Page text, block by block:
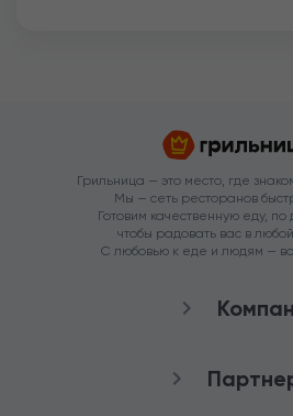
Грильница — это место, где
Мы — сеть ресторанов
Готовим качественную еду, по
чтобы радовать вас в
С любовью к еде и людям —